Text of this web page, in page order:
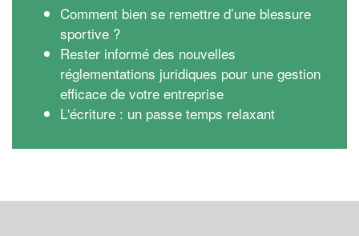
Comment bien se remettre d’une blessure
sportive ?
Rester informé des nouvelles
réglementations juridiques pour une gestion
efficace de votre entreprise
L'écriture : un passe temps relaxant